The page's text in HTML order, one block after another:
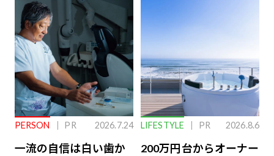
PERSON PR 2026.7.24
一流の自信は白い歯か
LIFESTYLE PR 2026.8.6
200万円台からオーナー